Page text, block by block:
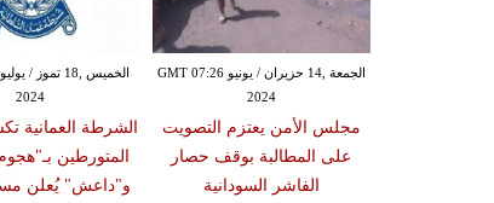
2024
الشرطة العمانية
المتورطين
و"داعش" يُعلن
الجمعة ,14 حزيران / يونيو GMT 07:26
2024
مجلس الأمن يعتزم التصويت
على المطالبة بوقف حصار
‬الفاشر السودانية